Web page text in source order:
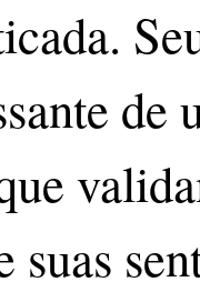
de
suas